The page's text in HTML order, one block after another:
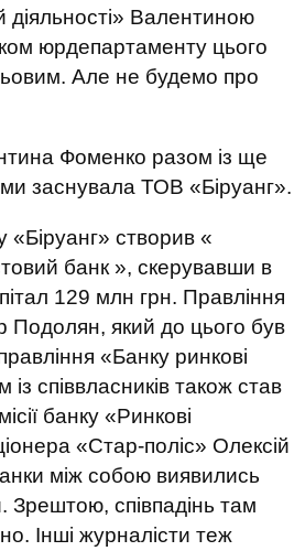
діяльності» Валентиною
юрдепартаменту цього
Але не будемо про
Фоменко разом із ще
заснувала ТОВ «Біруанг».
«Біруанг» створив «
банк », скерувавши в
129 млн грн. Правління
Подолян, який до цього був
«Банку ринкові
із співвласників також став
банку «Ринкові
«Стар-поліс» Олексій
між собою виявились
співпадінь там
Інші журналісти теж